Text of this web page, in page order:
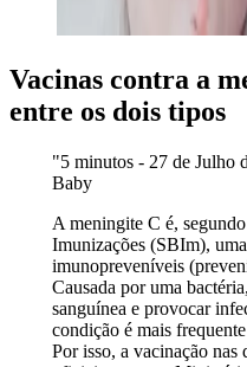
Vacinas contra a
entre os dois tipos
"5 minutos - 27 de Julho
Baby
A meningite C é,
Imunizações (SBIm),
imunopreveníveis
Causada por uma
sanguínea e provocar
condição é mais
Por isso, a vacinação nas